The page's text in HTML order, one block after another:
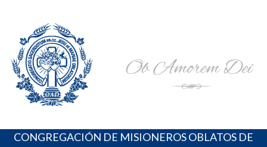
content
Portal de los Padres Oblatos. Advocaciones Marianas,
Oraciones, Música religiosa y más
CONGREGACIÓN DE MISIONEROS OBLATOS DE